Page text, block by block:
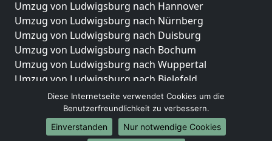
Umzug von Ludwigsburg nach Hannover
Umzug von Ludwigsburg nach Nürnberg
Umzug von Ludwigsburg nach Duisburg
Umzug von Ludwigsburg nach Bochum
Umzug von Ludwigsburg nach Wuppertal
Umzug von Ludwigsburg nach Bielefeld
Umzug von Ludwigsburg nach Bonn
Umzug von Ludwigsburg nach Münster
Internationale-Umzüge
Diese Internetseite verwendet Cookies um die
Benutzerfreundlichkeit zu verbessern.
Einverstanden
Nur notwendige Cookies